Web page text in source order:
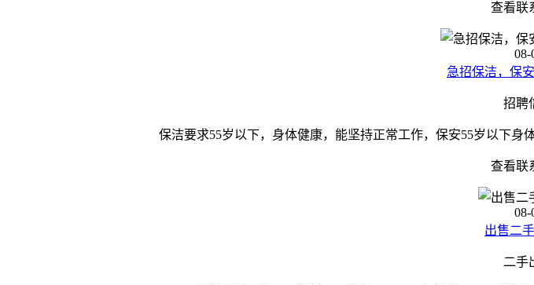
查看联
08-
急招保洁，保
招聘
保洁要求55岁以下，身体健康，能坚持正常工作，保安55岁以下
查看联
08-
出售二
二手